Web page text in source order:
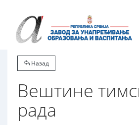
Назад
Вештине
рада